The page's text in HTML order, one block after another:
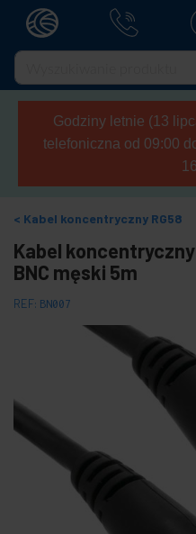
Godziny letnie (13
telefoniczna od 09:00
Kabel koncentryczny RG58
Kabel koncentryczny
BNC męski 5m
REF: BN007